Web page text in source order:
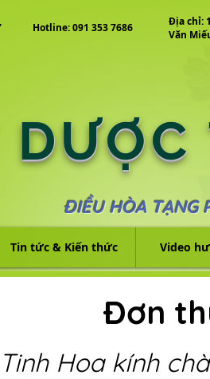
Hotline: 091 353 7686
Địa chỉ:
Văn
ĐIỀU HÒA TẠNG
Tin tức & Kiến thức Video
Đơn
Hoa kính